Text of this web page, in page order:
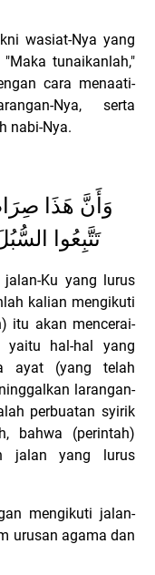
wasiat-Nya yang
tunaikanlah,"
cara menaati-
Nya, serta
nabi-Nya.
وَأَنَّ هَذَا
تَتَّبِعُوا
Ku yang lurus
kalian mengikuti
itu akan mencerai-
yaitu hal-hal yang
ayat (yang telah
larangan-
perbuatan syirik
bahwa (perintah)
jalan yang lurus
mengikuti jalan-
urusan agama dan